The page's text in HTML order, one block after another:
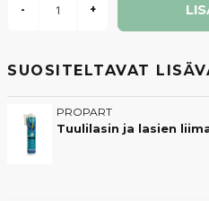
- +
SUOSITELTAVAT
PROPART